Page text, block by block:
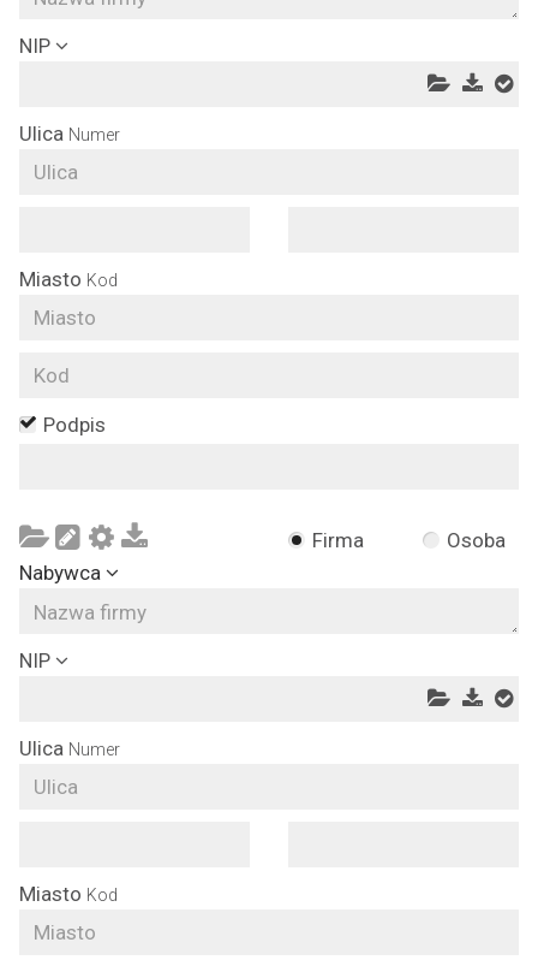
NIP
Ulica Numer
Miasto Kod
Podpis
Firma
Osoba
Nabywca
NIP
Ulica Numer
Miasto Kod